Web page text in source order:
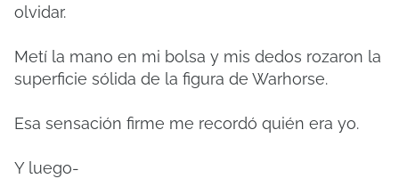
olvidar.
Metí la mano en mi bolsa y mis dedos rozaron la
superficie sólida de la figura de Warhorse.
Esa sensación firme me recordó quién era yo.
Y luego-